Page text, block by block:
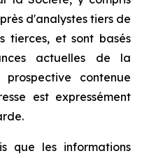
d'analystes tiers de
tierces, et sont basés
actuelles de la
contenue
est expressément
que les informations